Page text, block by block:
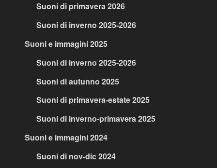
Suoni di primavera 2026
Suoni di inverno 2025-2026
Suoni e immagini 2025
Suoni di inverno 2025-2026
Suoni di autunno 2025
Suoni di primavera-estate 2025
Suoni di inverno-primavera 2025
Suoni e immagini 2024
Suoni di nov-dic 2024